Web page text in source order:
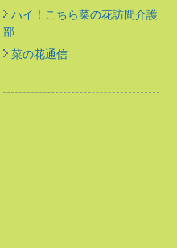
ハイ！こちら菜の花訪問介護
部
菜の花通信